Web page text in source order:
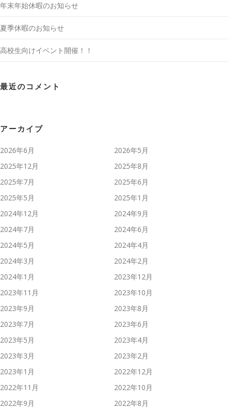
年末年始休暇のお知らせ
夏季休暇のお知らせ
高校生向けイベント開催！！
最近のコメント
アーカイブ
2026年6月
2026年5月
2025年12月
2025年8月
2025年7月
2025年6月
2025年5月
2025年1月
2024年12月
2024年9月
2024年7月
2024年6月
2024年5月
2024年4月
2024年3月
2024年2月
2024年1月
2023年12月
2023年11月
2023年10月
2023年9月
2023年8月
2023年7月
2023年6月
2023年5月
2023年4月
2023年3月
2023年2月
2023年1月
2022年12月
2022年11月
2022年10月
2022年9月
2022年8月